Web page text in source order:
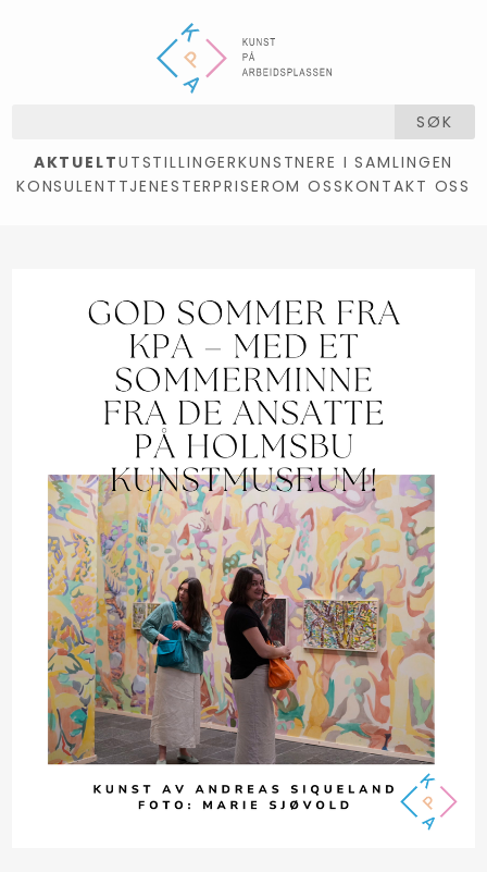
SØK
AKTUELTUTSTILLINGERKUNSTNERE I SAMLINGEN
KONSULENTTJENESTERPRISEROM OSSKONTAKT OSS